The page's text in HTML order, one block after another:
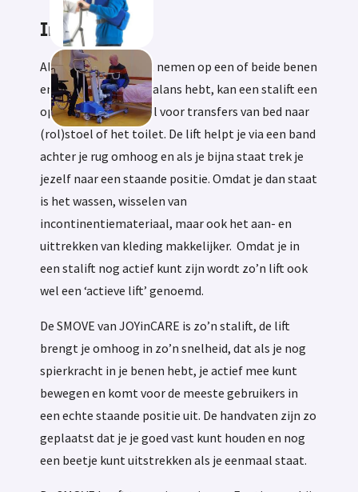
Informatie
Als je nog steun kunt nemen op een of beide benen
en voldoende rompbalans hebt, kan een stalift een
oplossing zijn. Vooral voor transfers van bed naar
(rol)stoel of het toilet. De lift helpt je via een band
achter je rug omhoog en als je bijna staat trek je
jezelf naar een staande positie. Omdat je dan staat
is het wassen, wisselen van
incontinentiemateriaal, maar ook het aan- en
uittrekken van kleding makkelijker. Omdat je in
een stalift nog actief kunt zijn wordt zo’n lift ook
wel een ‘actieve lift’ genoemd.
De SMOVE van JOYinCARE is zo’n stalift, de lift
brengt je omhoog in zo’n snelheid, dat als je nog
spierkracht in je benen hebt, je actief mee kunt
bewegen en komt voor de meeste gebruikers in
een echte staande positie uit. De handvaten zijn zo
geplaatst dat je je goed vast kunt houden en nog
een beetje kunt uitstrekken als je eenmaal staat.